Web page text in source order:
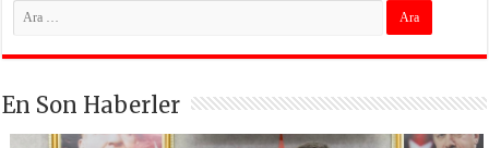
En Son Haberler